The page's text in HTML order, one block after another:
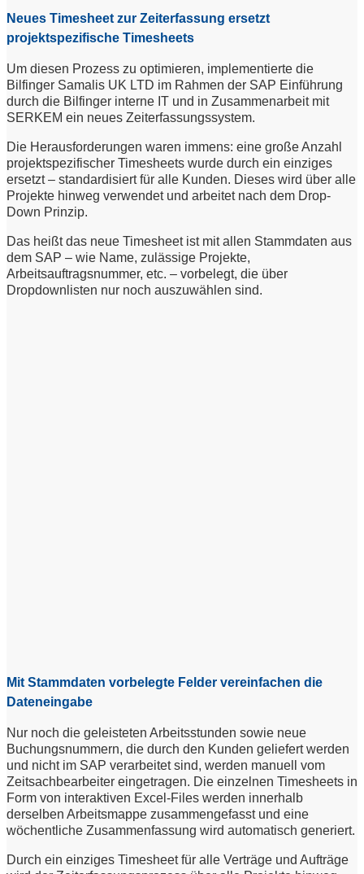
Neues Timesheet zur Zeiterfassung ersetzt
projektspezifische Timesheets
Um diesen Prozess zu optimieren, implementierte die
Bilfinger Samalis UK LTD im Rahmen der SAP Einführung
durch die Bilfinger interne IT und in Zusammenarbeit mit
SERKEM ein neues Zeiterfassungssystem.
Die Herausforderungen waren immens: eine große Anzahl
projektspezifischer Timesheets wurde durch ein einziges
ersetzt – standardisiert für alle Kunden. Dieses wird über alle
Projekte hinweg verwendet und arbeitet nach dem Drop-
Down Prinzip.
Das heißt das neue Timesheet ist mit allen Stammdaten aus
dem SAP – wie Name, zulässige Projekte,
Arbeitsauftragsnummer, etc. – vorbelegt, die über
Dropdownlisten nur noch auszuwählen sind.
Mit Stammdaten vorbelegte Felder vereinfachen die
Dateneingabe
Nur noch die geleisteten Arbeitsstunden sowie neue
Buchungsnummern, die durch den Kunden geliefert werden
und nicht im SAP verarbeitet sind, werden manuell vom
Zeitsachbearbeiter eingetragen. Die einzelnen Timesheets in
Form von interaktiven Excel-Files werden innerhalb
derselben Arbeitsmappe zusammengefasst und eine
wöchentliche Zusammenfassung wird automatisch generiert.
Durch ein einziges Timesheet für alle Verträge und Aufträge